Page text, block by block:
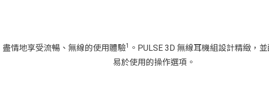
情地享受流暢、無線的使用體驗1
。PULSE 3D 無線耳機組設計精緻，
易於使用的操作選項。